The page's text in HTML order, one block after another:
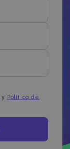
y Política de